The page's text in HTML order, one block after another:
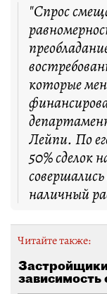
"Спрос
которые
Лейпи. По
50% сделок
наличный
Читайте также:
зависимость